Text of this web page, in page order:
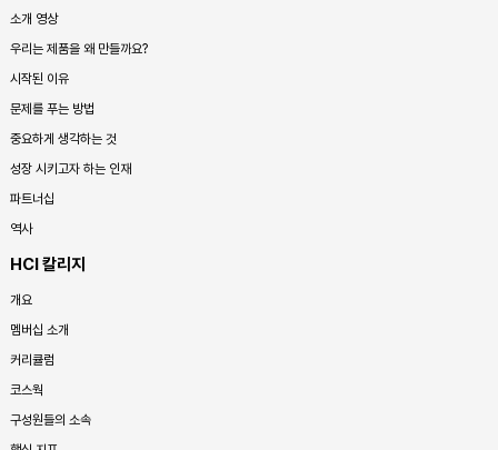
소개 영상
우리는 제품을 왜 만들까요?
시작된 이유
문제를 푸는 방법
중요하게 생각하는 것
성장 시키고자 하는 인재
파트너십
역사
HCI 칼리지
개요
멤버십 소개
커리큘럼
코스웍
구성원들의 소속